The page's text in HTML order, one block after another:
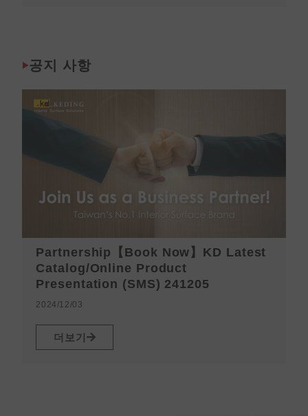
공지 사항
Partnership【Book Now】KD Latest
Catalog/Online Product
Presentation (SMS) 241205
2024/12/03
더보기